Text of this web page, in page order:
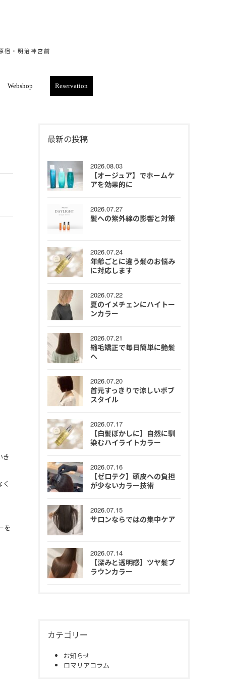
宿・明治神宮前
Webshop Reservation
き
を
最新の投稿
2026.08.03
【オージュア】でホームケ
アを効果的に
2026.07.27
髪への紫外線の影響と対策
2026.07.24
年齢ごとに違う髪のお悩み
に対応します
2026.07.22
夏のイメチェンにハイトー
ンカラー
2026.07.21
縮毛矯正で毎日簡単に艶髪
へ
2026.07.20
首元すっきりで涼しいボブ
スタイル
2026.07.17
【白髪ぼかしに】自然に馴
染むハイライトカラー
2026.07.16
【ゼロテク】頭皮への負担
が少ないカラー技術
2026.07.15
サロンならではの集中ケア
2026.07.14
【深みと透明感】ツヤ髪ブ
ラウンカラー
カテゴリー
お知らせ
ロマリアコラム